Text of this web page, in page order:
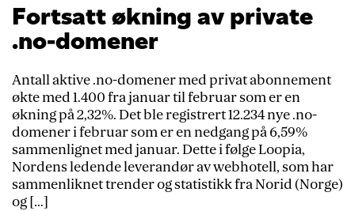
Fortsatt økning av private
.no-domener
Antall aktive .no-domener med privat abonnement
økte med 1.400 fra januar til februar som er en
økning på 2,32%. Det ble registrert 12.234 nye .no-
domener i februar som er en nedgang på 6,59%
sammenlignet med januar. Dette i følge Loopia,
Nordens ledende leverandør av webhotell, som har
sammenliknet trender og statistikk fra Norid (Norge)
og […]